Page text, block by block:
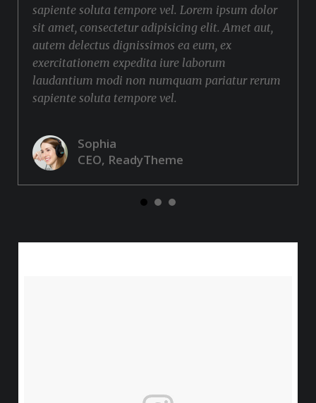
sapiente soluta tempore vel. Lorem ipsum dolor
sit amet, consectetur adipisicing elit. Amet aut,
autem delectus dignissimos ea eum, ex
exercitationem expedita iure laborum
laudantium modi non numquam pariatur rerum
sapiente soluta tempore vel.
Sophia
CEO, ReadyTheme